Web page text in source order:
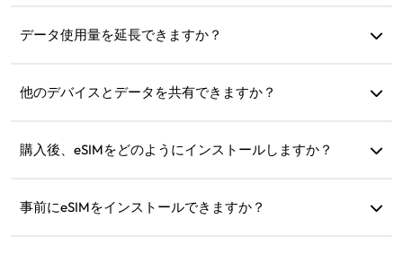
ロードしてインストールすると、インターネットに接続で
データ使用量を延長できますか？
た後に自動的に有効になります。
他のデバイスとデータを共有できますか？
用量は携帯電話と同じです。
購入後、eSIMをどのようにインストールしますか？
示に従ってインストールしてください。
事前にeSIMをインストールできますか？